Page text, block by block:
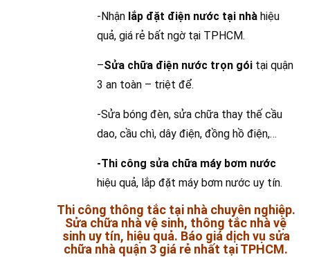
-Nhận lắp đặt điện nước tại nhà hiệu
quả, giá rẻ bất ngờ tại TPHCM.
–Sửa chữa điện nước trọn gói tại quận
3 an toàn – triệt để.
-Sửa bóng đèn, sửa chữa thay thế cầu
dao, cầu chì, dây điện, đồng hồ điện,…
-Thi công sửa chữa máy bơm nước
hiệu quả, lắp đặt máy bơm nước uy tín.
Thi công thông tắc tại nhà chuyên nghiệp.
Sửa chữa nhà vệ sinh, thông tắc nhà vệ
sinh uy tín, hiệu quả. Báo giá dịch vụ sửa
chữa nhà quận 3 giá rẻ nhất tại TPHCM.